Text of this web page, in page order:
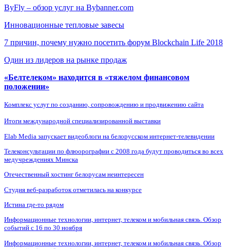
ByFly – обзор услуг на Bybanner.com
Инновационные тепловые завесы
7 причин, почему нужно посетить форум Blockchain Life 2018
Один из лидеров на рынке продаж
«Белтелеком» находится в «тяжелом финансовом
положении»
Комплекс услуг по созданию, сопровождению и продвижению сайта
Итоги международной специализированной выставки
Elab Media запускает видеоблоги на белорусском интернет-телевидении
Телеконсультации по флюорографии с 2008 года будут проводиться во всех
медучреждениях Минска
Отечественный хостинг белорусам неинтересен
Студия веб-разработок отметилась на конкурсе
Истина где-то рядом
Информационные технологии, интернет, телеком и мобильная связь. Обзор
событий с 16 по 30 ноября
Информационные технологии, интернет, телеком и мобильная связь. Обзор